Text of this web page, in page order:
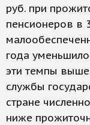
руб. при
пенсионеров в
года
эти темпы
службы
стране
ниже